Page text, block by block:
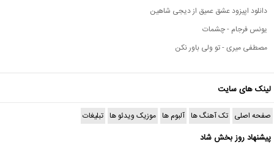
دانلود اپیزود عشق عمیق از دیجی شاهین
یونس فرجام - چشمات
مصطفی میری - تو ولی باور نکن
لینک های سایت
صفحه اصلی تک آهنگ ها آلبوم ها موزیک ویدئو ها تبلیغات
پیشنهاد روز بخش شاد